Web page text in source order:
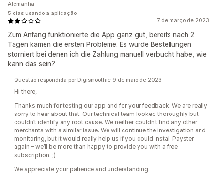
7 de março de 2023
Zum Anfang funktionierte die App ganz gut, bereits nach 2
Tagen kamen die ersten Probleme. Es wurde Bestellungen
storniert bei denen ich die Zahlung manuell verbucht habe, wie
kann das sein?
Alemanha
5 dias usando a aplicação
Questão respondida por Digismoothie 9 de maio de 2023
Hi there,
Thanks much for testing our app and for your feedback. We are really
sorry to hear about that. Our technical team looked thoroughly but
couldn’t identify any root cause. We neither couldn’t find any other
merchants with a similar issue. We will continue the investigation and
monitoring, but it would really help us if you could install Payster
again – we’ll be more than happy to provide you with a free
subscription. ;)
We appreciate your patience and understanding.